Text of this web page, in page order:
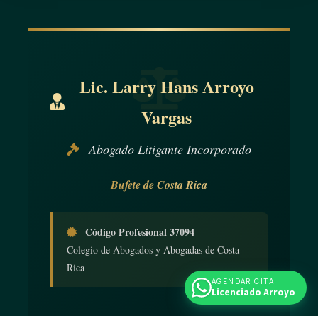
Lic. Larry Hans Arroyo
Vargas
Abogado Litigante Incorporado
Bufete de Costa Rica
Código Profesional 37094
Colegio de Abogados y Abogadas de Costa
Rica
AGENDAR CITA
Licenciado Arroyo